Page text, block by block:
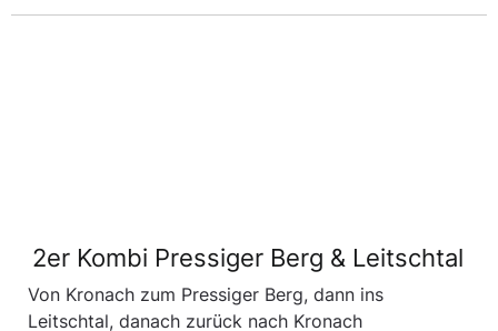
2er Kombi Pressiger Berg & Leitschtal
Von Kronach zum Pressiger Berg, dann ins
Leitschtal, danach zurück nach Kronach